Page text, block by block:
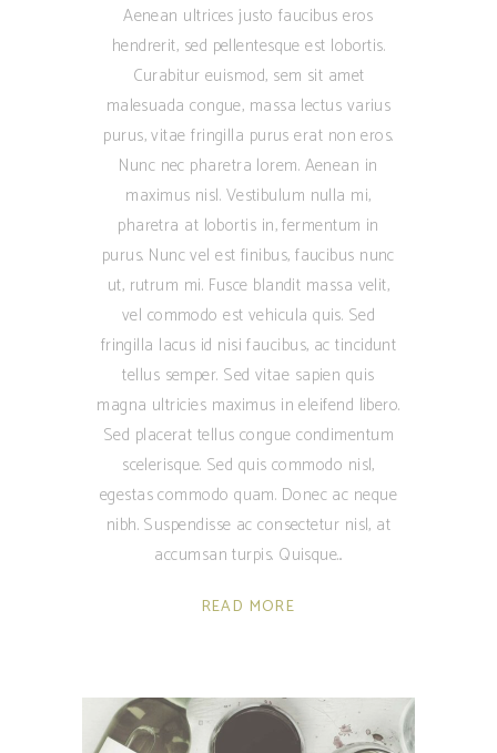
Aenean ultrices justo faucibus eros
hendrerit, sed pellentesque est lobortis.
Curabitur euismod, sem sit amet
malesuada congue, massa lectus varius
purus, vitae fringilla purus erat non eros.
Nunc nec pharetra lorem. Aenean in
maximus nisl. Vestibulum nulla mi,
pharetra at lobortis in, fermentum in
purus. Nunc vel est finibus, faucibus nunc
ut, rutrum mi. Fusce blandit massa velit,
vel commodo est vehicula quis. Sed
fringilla lacus id nisi faucibus, ac tincidunt
tellus semper. Sed vitae sapien quis
magna ultricies maximus in eleifend libero.
Sed placerat tellus congue condimentum
scelerisque. Sed quis commodo nisl,
egestas commodo quam. Donec ac neque
nibh. Suspendisse ac consectetur nisl, at
accumsan turpis. Quisque
READ MORE